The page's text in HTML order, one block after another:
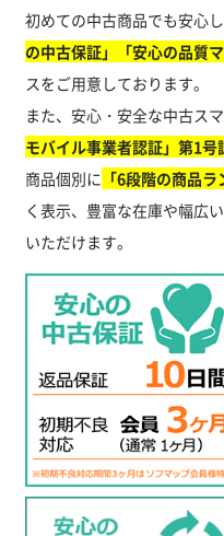
初めての中古商品でも安心
の中古保証」「安心の品質マ
スをご用意しております。
また、安心・安全な中古ス
モバイル事業者認証」第1号
商品個別に 「6段階の商品ラ
く表示、豊富な在庫や幅広
いただけます。